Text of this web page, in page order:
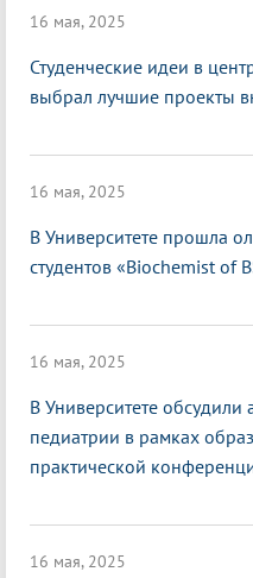
16 мая, 2025
Студенческие идеи в
выбрал лучшие проекты
16 мая, 2025
В Университете прошла
студентов «Biochemist of
16 мая, 2025
В Университете обсудили
педиатрии в рамках
практической
16 мая, 2025